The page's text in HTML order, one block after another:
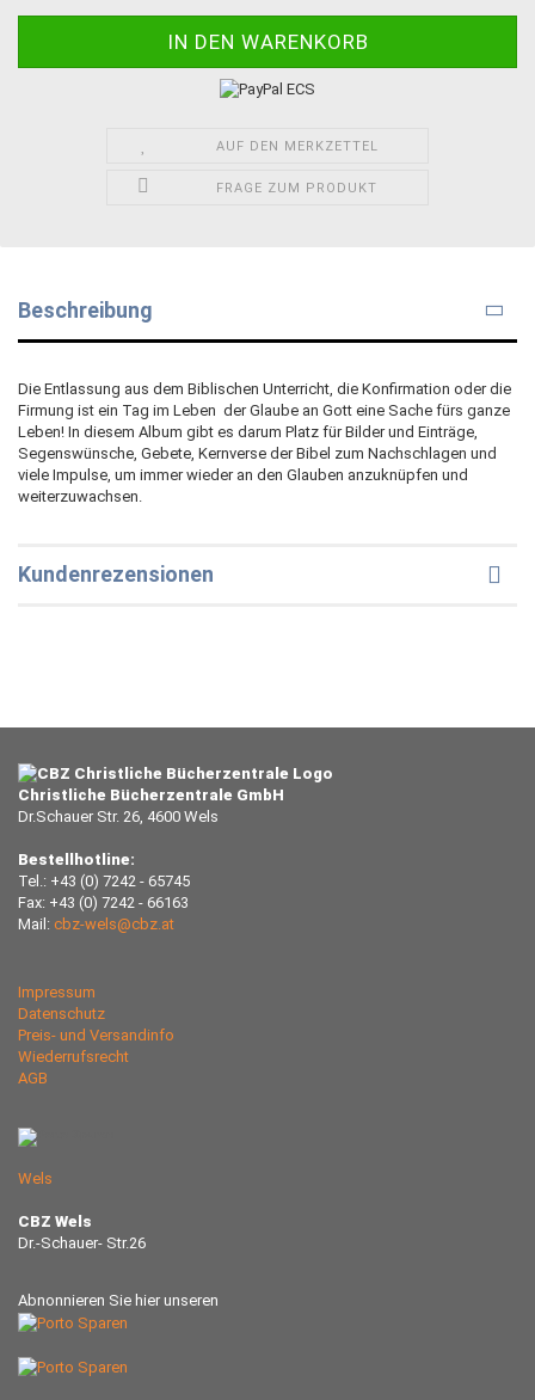
AUF DEN MERKZETTEL
FRAGE ZUM PRODUKT
Beschreibung
Die Entlassung aus dem Biblischen Unterricht, die Konfirmation oder die
Firmung ist ein Tag im Leben  der Glaube an Gott eine Sache fürs ganze
Leben! In diesem Album gibt es darum Platz für Bilder und Einträge,
Segenswünsche, Gebete, Kernverse der Bibel zum Nachschlagen und
viele Impulse, um immer wieder an den Glauben anzuknüpfen und
weiterzuwachsen.
Kundenrezensionen
Christliche Bücherzentrale GmbH
Dr.Schauer Str. 26, 4600 Wels
Bestellhotline:
Tel.: +43 (0) 7242 - 65745
Fax: +43 (0) 7242 - 66163
Mail: cbz-wels@cbz.at
Impressum
Datenschutz
Preis- und Versandinfo
Wiederrufsrecht
AGB
Wels
CBZ Wels
Dr.-Schauer- Str.26
Abnonnieren Sie hier unseren